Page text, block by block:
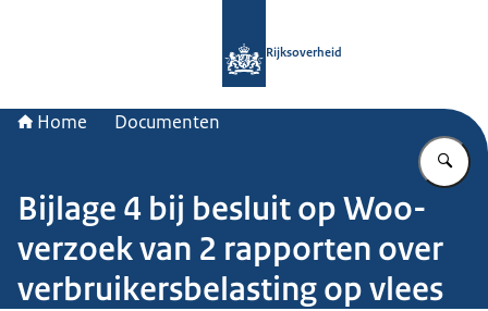
Rijksoverheid
Home Documenten
Bijlage 4 bij besluit op Woo-
verzoek van 2 rapporten over
verbruikersbelasting op vlees